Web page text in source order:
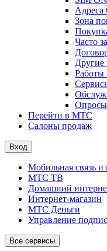
Адреса
Зона
Часто
Работы
Опросы
Перейти в МТС
Салоны продаж
Вход
Мобильная связь и
МТС ТВ
Домашний
Интернет-магазин
МТС Деньги
Управление
Все сервисы